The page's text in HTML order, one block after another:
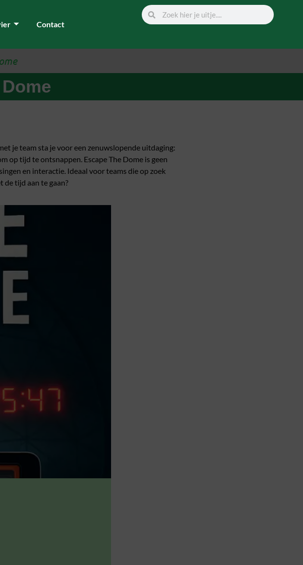
Contact
je team sta je voor een zenuwslopende uitdaging:
op tijd te ontsnappen. Escape The Dome is geen
en interactie. Ideaal voor teams die op zoek
de tijd aan te gaan?